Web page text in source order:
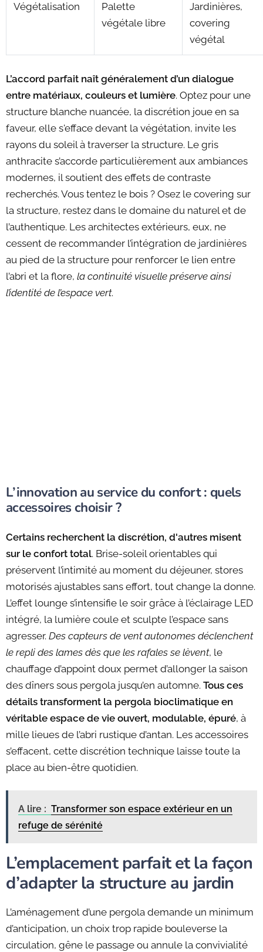
Végétalisation
Palette
végétale libre
Jardinières,
covering
végétal
L’accord parfait naît généralement d’un dialogue
entre matériaux, couleurs et lumière. Optez pour une
structure blanche nuancée, la discrétion joue en sa
faveur, elle s'efface devant la végétation, invite les
rayons du soleil à traverser la structure. Le gris
anthracite s’accorde particulièrement aux ambiances
modernes, il soutient des effets de contraste
recherchés. Vous tentez le bois ? Osez le covering sur
la structure, restez dans le domaine du naturel et de
l’authentique. Les architectes extérieurs, eux, ne
cessent de recommander l’intégration de jardinières
au pied de la structure pour renforcer le lien entre
l’abri et la flore, la continuité visuelle préserve ainsi
l’identité de l’espace vert.
L’innovation au service du confort : quels
accessoires choisir ?
Certains recherchent la discrétion, d'autres misent
sur le confort total. Brise-soleil orientables qui
préservent l’intimité au moment du déjeuner, stores
motorisés ajustables sans effort, tout change la donne.
L’effet lounge s’intensifie le soir grâce à l’éclairage LED
intégré, la lumière coule et sculpte l’espace sans
agresser. Des capteurs de vent autonomes déclenchent
le repli des lames dès que les rafales se lèvent, le
chauffage d’appoint doux permet d’allonger la saison
des dîners sous pergola jusqu’en automne. Tous ces
détails transforment la pergola bioclimatique en
véritable espace de vie ouvert, modulable, épuré, à
mille lieues de l’abri rustique d’antan. Les accessoires
s’effacent, cette discrétion technique laisse toute la
place au bien-être quotidien.
A lire : Transformer son espace extérieur en un
refuge de sérénité
L’emplacement parfait et la façon
d’adapter la structure au jardin
L’aménagement d’une pergola demande un minimum
d’anticipation, un choix trop rapide bouleverse la
circulation, gêne le passage ou annule la convivialité